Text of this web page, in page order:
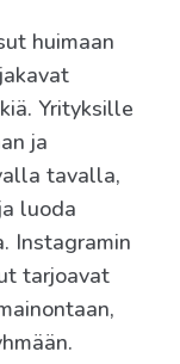
huimaan
Yrityksille
ja
tavalla,
luoda
Instagramin
tarjoavat